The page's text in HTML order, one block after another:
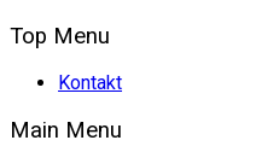
Top Menu
Kontakt
Main Menu